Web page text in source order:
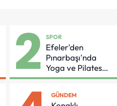
2 SPOR
Efeler'den
Pınarbaşı'nda
Yoga ve Pilates
Buluşması
GÜNDEM